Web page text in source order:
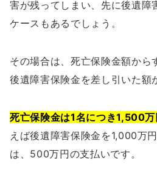
害が残ってしまい、先に後遺障
ケースもあるでしょう。
その場合は、死亡保険金額から
後遺障害保険金を差し引いた額
死亡保険金は1名につき1,500
えば後遺障害保険金を1,000万
は、500万円の支払いです。